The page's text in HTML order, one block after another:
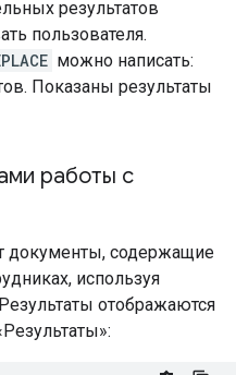
результатов
пользователя.
можно написать:
Показаны результаты
работы с
документы, содержащие
используя
отображаются